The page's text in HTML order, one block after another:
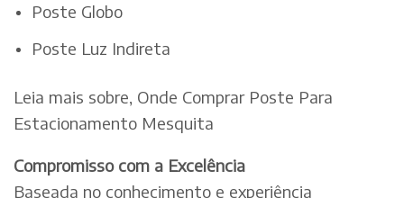
Poste Globo
Poste Luz Indireta
Leia mais sobre, Onde Comprar Poste Para
Estacionamento Mesquita
Compromisso com a Excelência
Baseada no conhecimento e experiência